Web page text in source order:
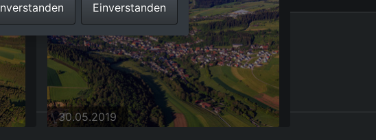
30.05.2019
Einverstanden